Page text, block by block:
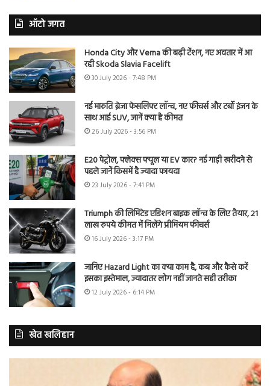
ऑटो जगत
Honda City और Verna की बढ़ी टेंशन, नए अवतार में आ
रही Skoda Slavia Facelift
30 July 2026 - 7:48 PM
नई मारुति ब्रेजा फेसलिफ्ट लॉन्च, नए फीचर्स और टर्बो इंजन के
साथ आई SUV, जानें क्या है कीमत
26 July 2026 - 3:56 PM
E20 पेट्रोल, फ्लेक्स फ्यूल या EV कार? नई गाड़ी खरीदने से
पहले जानें किसमें है ज्यादा फायदा
23 July 2026 - 7:41 PM
Triumph की लिमिटेड एडिशन बाइक लॉन्च के लिए तैयार, 21
लाख रुपये कीमत में मिलेंगे प्रीमियम फीचर्स
16 July 2026 - 3:17 PM
जानिए Hazard Light का क्या काम है, कब और कैसे करें
इसका इस्तेमाल, ज्यादातर लोग नहीं जानते सही तरीका
12 July 2026 - 6:14 PM
खेत खलिहान